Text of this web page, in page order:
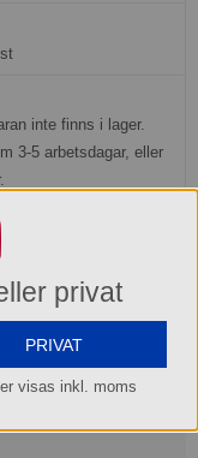
inte finns i lager.
3-5 arbetsdagar, eller
privat
PRIVAT
visas inkl. moms